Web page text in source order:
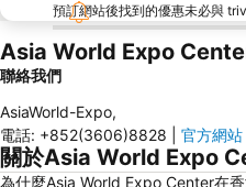
預訂網站後找到的優惠未必與
Asia World Expo
聯絡我們
AsiaWorld-Expo,
電話: +852(3606)8828 官方網站
關於Asia World Expo
為什麼Asia World Expo Center在